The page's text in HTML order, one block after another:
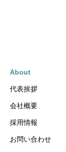
About
代表挨拶
会社概要
採用情報
お問い合わせ